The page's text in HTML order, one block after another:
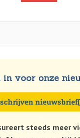
in voor onze
nieuwsbrief
steeds meer